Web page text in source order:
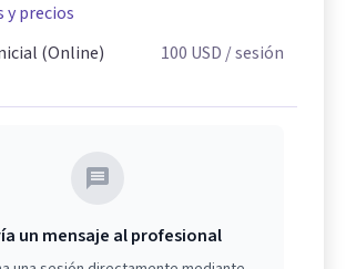
y precios
(Online)
100 USD / sesión
un mensaje al profesional